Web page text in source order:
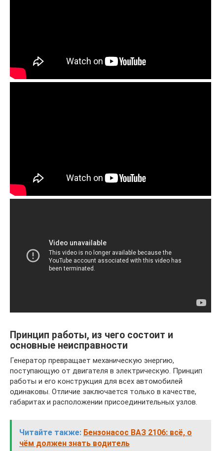
Принцип работы, из чего состоит и
основные неисправности
Генератор превращает механическую энергию,
поступающую от двигателя в электрическую. Принцип
работы и его конструкция для всех автомобилей
одинаковы. Отличие заключается только в качестве,
габаритах и расположении присоединительных узлов.
Читайте также: Бензонасос ВАЗ 2106: всё, о
чём должен знать водитель